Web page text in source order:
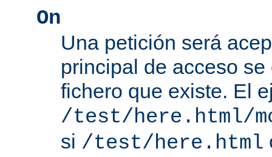
On
Una petición será
principal de acceso
fichero que existe. El
/test/here.html/
si /test/here.html